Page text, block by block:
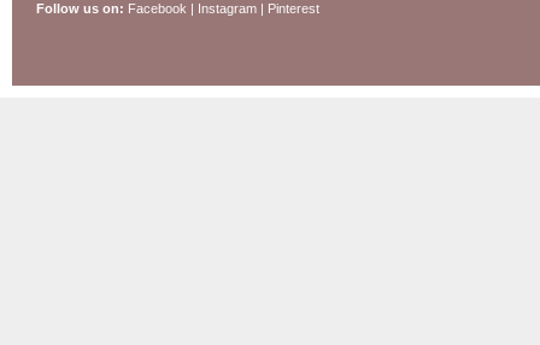
Follow us on: Facebook | Instagram | Pinterest